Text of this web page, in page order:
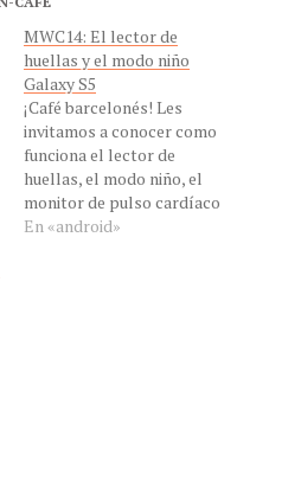
huellas y el modo niño
Galaxy S5
¡Café barcelonés! Les
invitamos a conocer como
funciona el lector de
huellas, el modo niño, el
monitor de pulso cardíaco
en el Samsung Galaxy S5 .
También trae un alerta de
En «android»